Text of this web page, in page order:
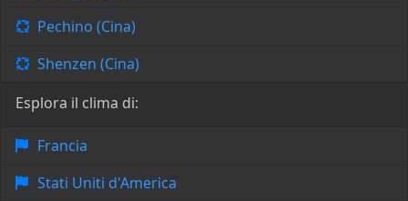
Pechino (Cina)
Shenzen (Cina)
Esplora il clima di:
Francia
Stati Uniti d'America